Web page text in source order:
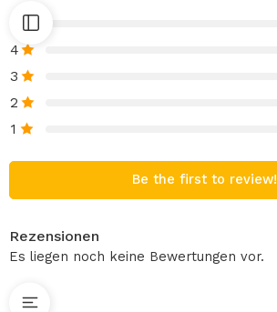
4
3
2
1
Be the first to review!
Rezensionen
Es liegen noch keine Bewertungen vor.